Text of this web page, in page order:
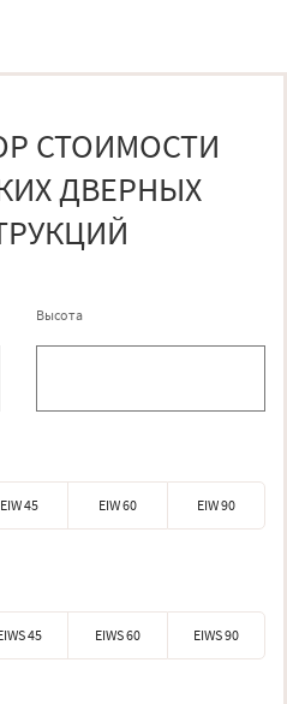
СТОИМОСТИ
ДВЕРНЫХ
Высота
EIW 45 EIW 60 EIW 90
45 EIWS 60 EIWS 90